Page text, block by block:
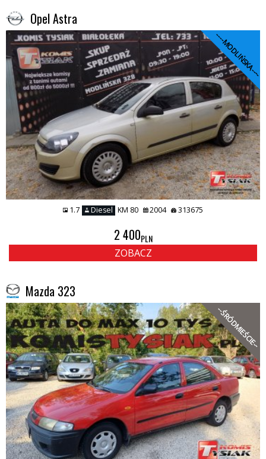
Opel Astra
----MODLIŃSKA----
1.7 Diesel KM 80 2004 313675
2 400PLN
ZOBACZ
Mazda 323
--ŚRÓDMIEŚCIE--